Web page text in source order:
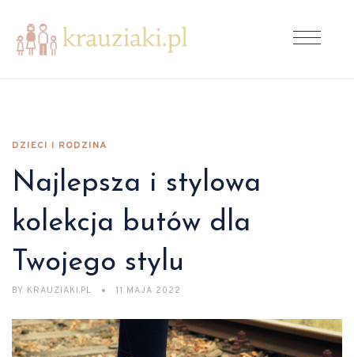
DZIECI I RODZINA
Najlepsza i stylowa
kolekcja butów dla
Twojego stylu
BY KRAUZIAKI.PL 11 MAJA 2022